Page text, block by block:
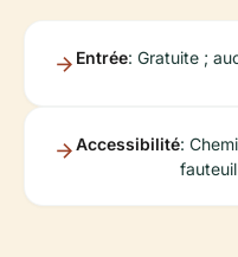
Entrée: Gratuite ;
Accessibilité: